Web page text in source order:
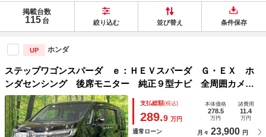
掲載台数
115 台 絞り込む 並び替え 条件保存
UP ホンダ
ステップワゴンスパーダ ｅ：ＨＥＶスパーダ Ｇ・ＥＸ ホ
ンダセンシング 後席モニター 純正９型ナビ 全周囲カメ
ラ 両側電動ドア ＡｐｐｌｅＣａｒＰｌａｙ アダプティブ
クルーズ コーナーセンサー シートヒーター ＬＥＤヘッ
ド ドラレコ ＥＴＣ２．０ ダブルエアコン 禁煙車
支払総額(税込)
289.9 万円
本体価格
278.5
万円
諸費用
11.4
万円
通常ローン 月々 23,900 円